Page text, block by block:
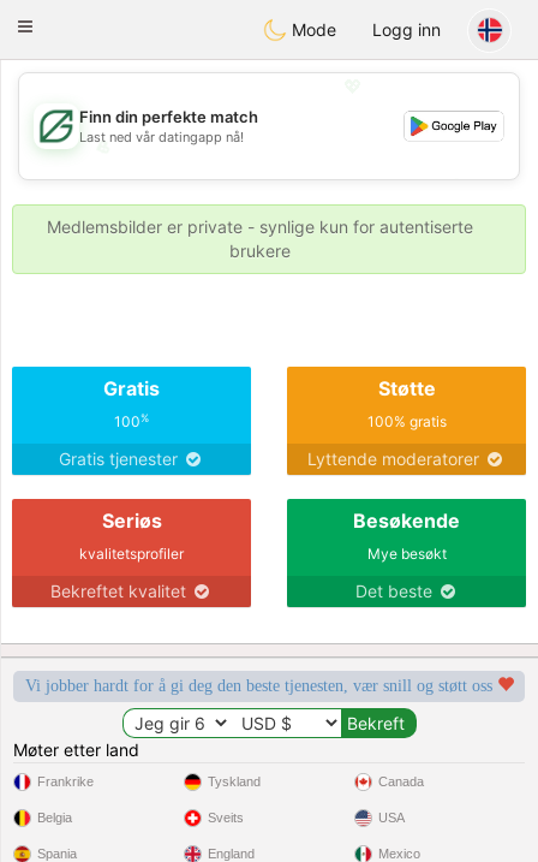
GulfDating
Toggle
Mode Logg inn
💖
💕
💕
Finn din perfekte match
Last ned vår datingapp nå!
Medlemsbilder er private - synlige kun for autentiserte
brukere
Gratis
100%
Gratis tjenester
Støtte
100% gratis
Lyttende moderatorer
Seriøs
kvalitetsprofiler
Bekreftet kvalitet
Besøkende
Mye besøkt
Det beste
Vi jobber hardt for å gi deg den beste tjenesten, vær snill og støtt oss
Møter etter land
Frankrike
Belgia
Spania
Tyskland
Sveits
England
Canada
USA
Mexico